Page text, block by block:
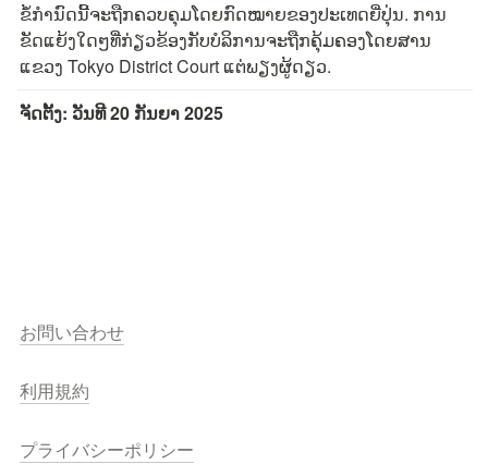
ຂໍ້ກຳນົດນີ້ຈະຖືກຄວບຄຸມໂດຍກົດໝາຍຂອງປະເທດຍີ່ປຸ່ນ. ການ
ຂັດແຍ້ງໃດໆທີ່ກ່ຽວຂ້ອງກັບບໍລິການຈະຖືກຄຸ້ມຄອງໂດຍສານ
ແຂວງ Tokyo District Court ແຕ່ພຽງຜູ້ດຽວ.
ຈັດຕັ້ງ: ວັນທີ 20 ກັນຍາ 2025
お問い合わせ
利用規約
プライバシーポリシー